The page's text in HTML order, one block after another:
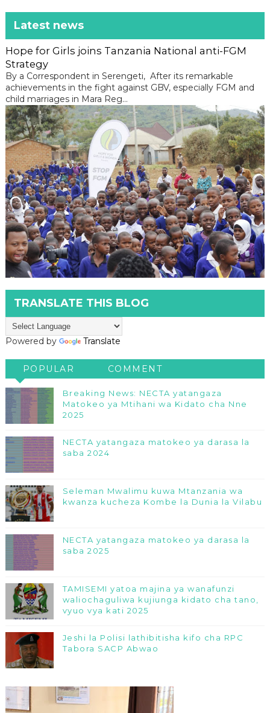
Latest news
Hope for Girls joins Tanzania National anti-FGM
Strategy
By a Correspondent in Serengeti, After its remarkable
achievements in the fight against GBV, especially FGM and
child marriages in Mara Reg...
TRANSLATE THIS BLOG
Powered by Translate
POPULAR COMMENT
Breaking News: NECTA yatangaza
Matokeo ya Mtihani wa Kidato cha Nne
2025
NECTA yatangaza matokeo ya darasa la
saba 2024
Seleman Mwalimu kuwa Mtanzania wa
kwanza kucheza Kombe la Dunia la Vilabu
NECTA yatangaza matokeo ya darasa la
saba 2025
TAMISEMI yatoa majina ya wanafunzi
waliochaguliwa kujiunga kidato cha tano,
vyuo vya kati 2025
Jeshi la Polisi lathibitisha kifo cha RPC
Tabora SACP Abwao